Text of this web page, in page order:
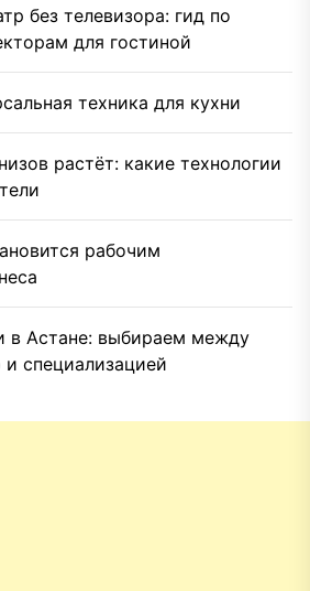
без телевизора: гид по
для гостиной
техника для кухни
растёт: какие технологии
рабочим
в Астане: выбираем между
специализацией